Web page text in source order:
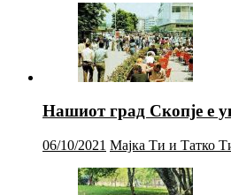
Нашиот град Скопје е
06/10/2021 Мајка Ти и Татко